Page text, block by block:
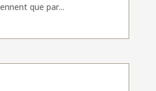
que par...